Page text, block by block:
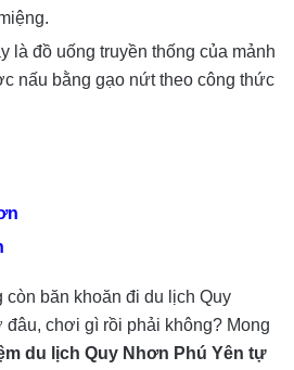
là đồ uống truyền thống của mảnh
nấu bằng gạo nứt theo công thức
còn băn khoăn đi du lịch Quy
chơi gì rồi phải không? Mong
du lịch Quy Nhơn Phú Yên tự